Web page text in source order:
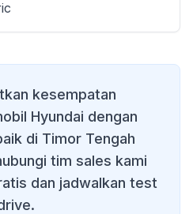
kesempatan
Hyundai dengan
di Timor Tengah
tim sales kami
dan jadwalkan test